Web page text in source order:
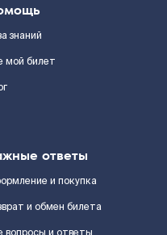
знаний
мой билет
ответы
и покупка
и обмен билета